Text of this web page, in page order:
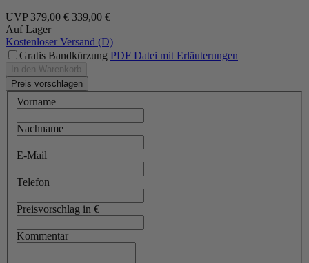
UVP 379,00 € 339,00 €
Auf Lager
Kostenloser Versand (D)
Gratis Bandkürzung PDF Datei mit Erläuterungen
In den Warenkorb
Preis vorschlagen
Vorname
Nachname
E-Mail
Telefon
Preisvorschlag in €
Kommentar